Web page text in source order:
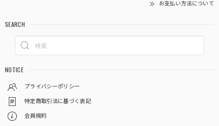
お支払い方法について
SEARCH
NOTICE
プライバシーポリシー
特定商取引法に基づく表記
会員規約